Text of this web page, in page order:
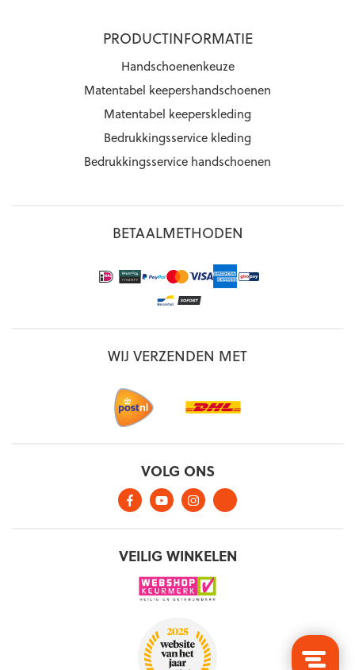
PRODUCTINFORMATIE
Handschoenenkeuze
Matentabel keepershandschoenen
Matentabel keeperskleding
Bedrukkingsservice kleding
Bedrukkingsservice handschoenen
BETAALMETHODEN
WIJ VERZENDEN MET